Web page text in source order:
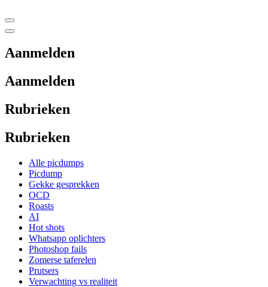
Aanmelden
Aanmelden
Rubrieken
Rubrieken
Alle picdumps
Picdump
Gekke gesprekken
OCD
Roasts
AI
Hot shots
Whatsapp oplichters
Photoshop fails
Zomerse taferelen
Prutsers
Verwachting vs realiteit